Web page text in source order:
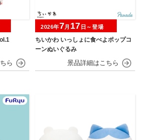
ちいかわ いっしょに食べよポップコ
ーンぬいぐるみ
2026年7月 17 日～登場